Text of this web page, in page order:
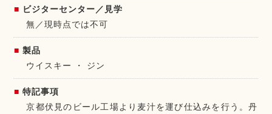
ビジターセンター／見学
無／現時点では不可
製品
ウイスキー
ジン
特記事項
京都伏見のビール工場より麦汁を運び仕込みを行う。丹